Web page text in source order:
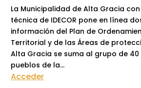
La Municipalidad de Alta Gracia
técnica de IDECOR pone en línea
información del Plan de
Territorial y de las Áreas de
Alta Gracia se suma al grupo de
pueblos de la...
Acceder